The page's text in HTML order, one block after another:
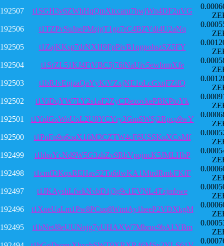
192507
t1SGH3v6ZWhHqQmXtccaru7bwjWn4DF2uVG
192506
t1TZPvSuJnePMzjgT1gz7rC4BZVdi4U2aNq
192505
t1ZajKKsp7drNXH9FpPivB1qgpohszSZ5FY
192504
t1SrZL51KJ4FtVBC5j76iNaUiv5ewbrmXfe
192503
t1bRJvEpjzaQaYyKiVZxjNE1oLcGxqFZifQ
192502
t1ViDqYW7LY2s1aF2ZyCDezovkePBKPtoYk
192501
t1YidGxWoUxL2U8YCYry3GmSWSj2Rpcp9wY
192500
t1PnFn9n6oaX1fiM3CZTW4cF6USSKuXCxMf
192499
t1bboYcNd9W5G3zhZv9RbVpojncK5JMLHhP
192498
t1cmfDKqxBEHav52Tu6dwKA1MtrdRmkFKfF
192497
t1JKAyshLfwkNvbD1j3g9c1EVNL4Tzjmbwe
192496
t1XoeUaLm1Pw8PCuq8WmtAy1heeP2VDXkgM
192495
t1bNetJ8eUUNojg7yUHAXW7Mbruc9bALYBm